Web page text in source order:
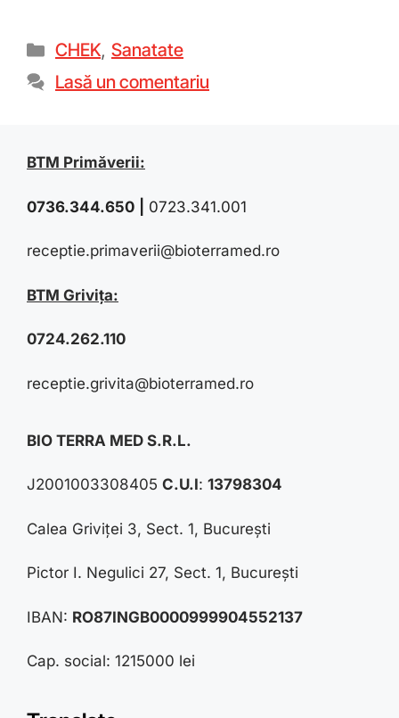
CHEK, Sanatate
Lasă un comentariu
BTM Primăverii:
0736.344.650 0723.341.001
receptie.primaverii@bioterramed.ro
BTM Grivița:
0724.262.110
receptie.grivita@bioterramed.ro
BIO TERRA MED S.R.L.
J2001003308405 C.U.I: 13798304
Calea Griviței 3, Sect. 1, București
Pictor I. Negulici 27, Sect. 1, București
IBAN: RO87INGB0000999904552137
Cap. social: 1215000 lei